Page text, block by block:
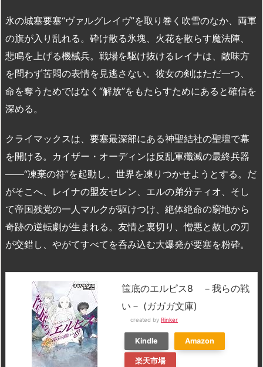
氷の城塞要塞“ヴァルグレイヴ”を取り巻く吹雪のなか、両軍
の旗が入り乱れる。砕け散る氷塊、火花を散らす魔法陣、
悲鳴を上げる機械兵。戦場を駆け抜けるレイナは、敵味方
を問わず苦悶の表情を見逃さない。彼女の剣はただ一つ、
命を奪うためではなく“解放”をもたらすためにあると確信を
深める。
クライマックスは、要塞最深部にある神聖結社の聖壇で幕
を開ける。カイザー・オーディンは反乱軍殲滅の最終兵器
――“凍棄の符”を起動し、世界を凍りつかせようとする。だ
がそこへ、レイナの盟友セレン、エルの弟分ティオ、そし
て帝国残党の一人マルクが駆けつけ、絶体絶命の窮地から
奇跡の逆転劇が生まれる。友情と裏切り、憎悪と赦しの刃
が交錯し、やがてすべてを呑み込む大爆発が要塞を粉砕。
筺底のエルピス8 －我らの戦
い－ (ガガガ文庫)
created by Rinker
Kindle Amazon
楽天市場